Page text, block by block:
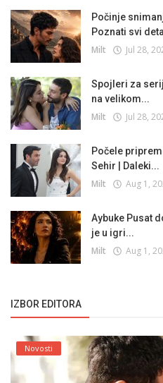
Počinje
Poznati svi
Milt Jul 28,
Spojleri za
na velikom...
Milt Jul 28,
Počele
Sehir | Daleki...
Milt Aug 1,
Aybuke Pusat
je u igri...
Milt Aug 1,
IZBOR EDITORA
Novosti